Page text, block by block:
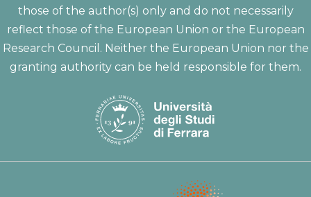
those of the author(s) only and do not necessarily
reflect those of the European Union or the European
Research Council. Neither the European Union nor the
granting authority can be held responsible for them.